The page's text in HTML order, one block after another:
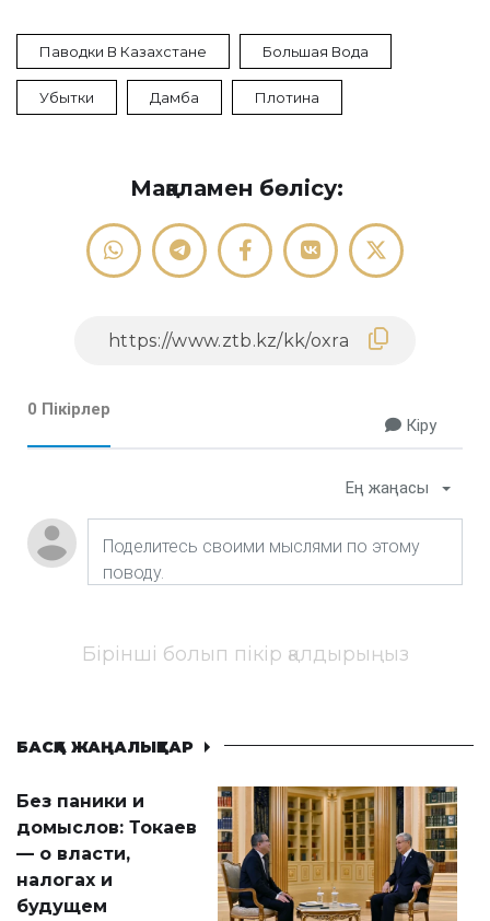
Паводки В Казахстане Большая Вода
Убытки Дамба Плотина
Мақаламен бөлісу:
0 Пікірлер
Кіру
Ең жаңасы
Бірінші болып пікір қалдырыңыз
БАСҚА ЖАҢАЛЫҚТАР
Без паники и
домыслов: Токаев
— о власти,
налогах и
будущем